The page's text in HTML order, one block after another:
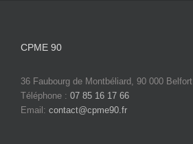
CPME 90
36 Faubourg de Montbéliard, 90 000 Belfort
Téléphone : 07 85 16 17 66
Email: contact@cpme90.fr